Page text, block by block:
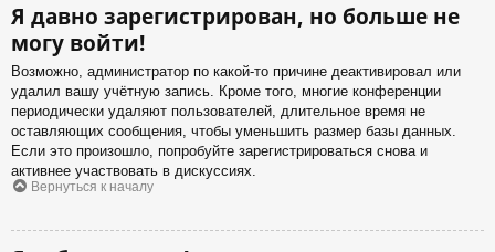
Я давно зарегистрирован, но больше не
могу войти!
Возможно, администратор по какой-то причине деактивировал или
удалил вашу учётную запись. Кроме того, многие конференции
периодически удаляют пользователей, длительное время не
оставляющих сообщения, чтобы уменьшить размер базы данных.
Если это произошло, попробуйте зарегистрироваться снова и
активнее участвовать в дискуссиях.
Вернуться к началу